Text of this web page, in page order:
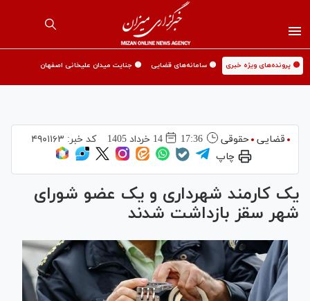
🟡 پرونده‌های ویژه خبری 🟡 سامانه‌های قضایی 🟡 جنایت میدان علیخانی اصفهان
قضایی حقوقی 17:36 14 خرداد 1405 کد خبر: ۴۹۰۱۱۶۳
چاپ
یک کارمند شهرداری و یک عضو شورای
شهر سقز بازداشت شدند